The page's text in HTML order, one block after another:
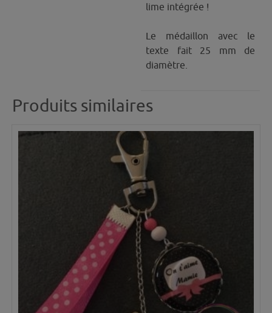
lime intégrée !
Le médaillon avec le
texte fait 25 mm de
diamètre.
Produits similaires